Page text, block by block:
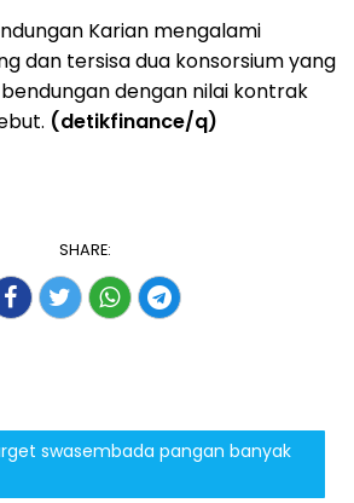
Karian mengalami
dan tersisa dua konsorsium yang
dengan nilai kontrak
(detikfinance/q)
SHARE:
swasembada pangan banyak